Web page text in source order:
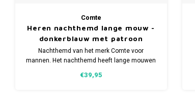
Comte
Heren nachthemd lange mouw -
donkerblauw met patroon
Nachthemd van het merk Comte voor
mannen. Het nachthemd heeft lange mouwen
Gemaakt van 50% katoen en 50% modal.
€39,95